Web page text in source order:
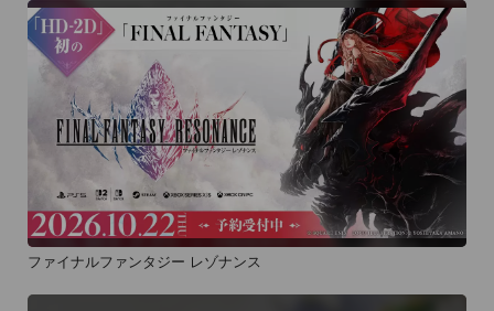
ファイナルファンタジー レゾナンス